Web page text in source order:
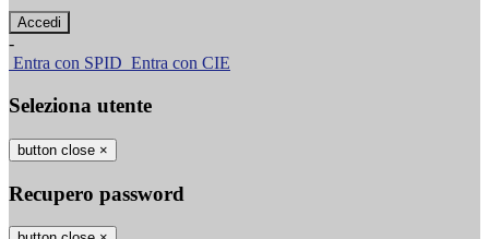
-
Entra con SPID Entra con CIE
Seleziona utente
button close ×
Recupero password